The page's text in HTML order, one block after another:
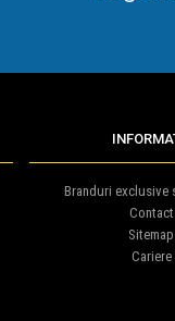
Branduri exclusive
Contact
Sitemap
Cariere